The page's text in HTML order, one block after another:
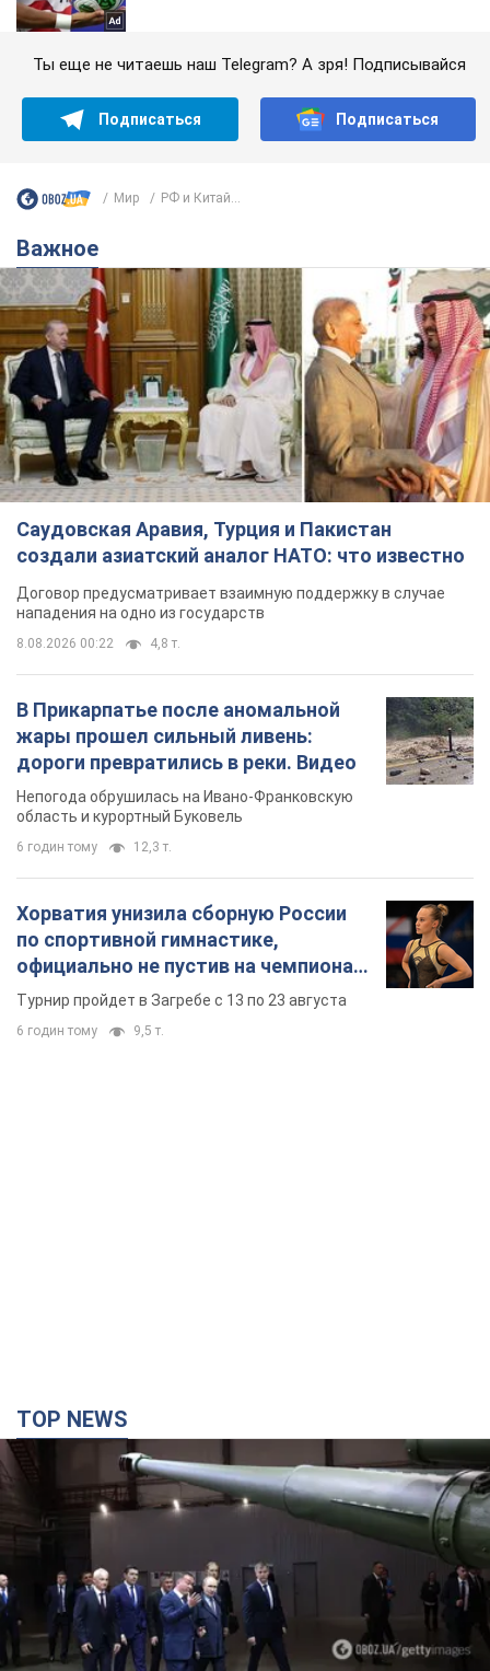
Ты еще не читаешь наш Telegram? А зря! Подписывайся
Подписаться Подписаться
Мир РФ и Китай...
Важное
Саудовская Аравия, Турция и Пакистан
создали азиатский аналог НАТО: что известно
Договор предусматривает взаимную поддержку в случае
нападения на одно из государств
8.08.2026 00:22 4,8 т.
В Прикарпатье после аномальной
жары прошел сильный ливень:
дороги превратились в реки. Видео
Непогода обрушилась на Ивано-Франковскую
область и курортный Буковель
6 годин тому 12,3 т.
Хорватия унизила сборную России
по спортивной гимнастике,
официально не пустив на чемпионат
Европы основных спортсменов
Турнир пройдет в Загребе с 13 по 23 августа
6 годин тому 9,5 т.
TOP NEWS